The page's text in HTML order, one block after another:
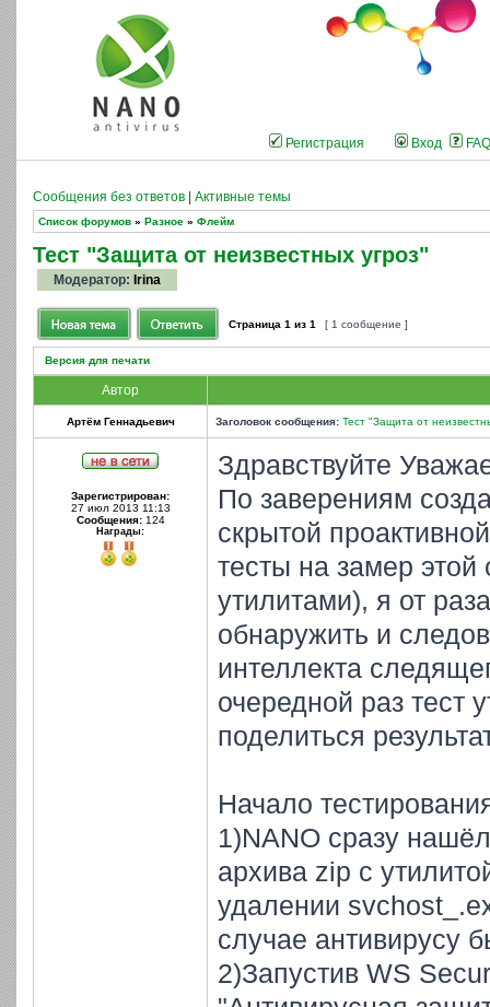
Регистрация Вход FAQ
Сообщения без ответов Активные темы
Список форумов » Разное » Флейм
Тест "Защита от неизвестных угроз"
Модератор: Irina
Страница 1 из 1 [ 1 сообщение ]
Версия для печати
Автор
Артём Геннадьевич Заголовок сообщения: Тест "Защита от
Зарегистрирован:
27 июл 2013 11:13
Сообщения:124
Награды:
Здравствуйте
По заверениям
скрытой
тесты на замер
утилитами), я от
обнаружить и следов
интеллекта
очередной раз тест
поделиться
Начало
1)NANO сразу
архива zip с
удалении
случае антивирусу
2)Запустив WS